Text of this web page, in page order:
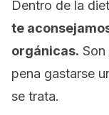
Dentro de la
te
orgánicas. Son
pena gastarse
se trata.